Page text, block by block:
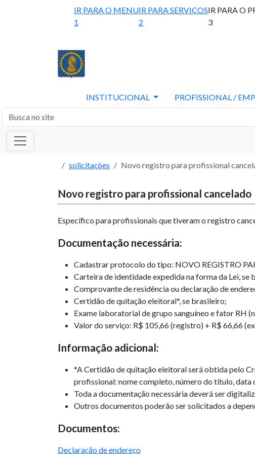
IR PARA O MENU
1
IR PARA SERVIÇOS
2
IR PARA O
3
INSTITUCIONAL PROFISSIONAL /
solicitações Novo registro para profissional
Novo registro para profissional cancelado
Específico para profissionais que tiveram o registro
Documentação necessária:
Cadastrar protocolo do tipo: NOVO REGISTRO
Carteira de identidade expedida na forma da Lei, se
Comprovante de residência ou declaração de
Certidão de quitação eleitoral*, se brasileiro;
Exame laboratorial de grupo sanguíneo e fator RH
Valor do serviço: R$ 105,66(registro) + R$ 66,66
Informação adicional:
*A Certidão de quitação eleitoral será obtida pelo
profissional: nome completo, número do título, data
Toda a documentação necessária deverá ser
Outros documentos poderão ser solicitados a
Documentos:
Declaração de endereço